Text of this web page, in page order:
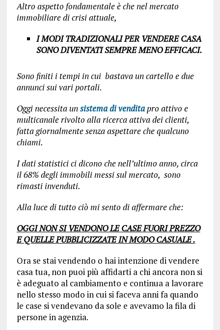
Altro aspetto fondamentale è che nel mercato
immobiliare di crisi attuale,
I MODI TRADIZIONALI PER VENDERE CASA
SONO DIVENTATI SEMPRE MENO EFFICACI.
Sono finiti i tempi in cui bastava un cartello e due
annunci sui vari portali.
Oggi necessita unsistema di venditapro attivo e
multicanale rivolto alla ricerca attiva dei clienti,
fatta giornalmente senza aspettare che qualcuno
chiami.
I dati statistici ci dicono che nell’ultimo anno, circa
il 68% degli immobili messi sul mercato, sono
rimasti invenduti.
Alla luce di tutto ciò mi sento di affermare che:
OGGI NON SI VENDONO LE CASE FUORI PREZZO
E QUELLE PUBBLICIZZATE IN MODO CASUALE .
Ora se stai vendendo o hai intenzione di vendere
casa tua, non puoi più affidarti a chi ancora non si
è adeguato al cambiamento e continua a lavorare
nello stesso modo in cui si faceva anni fa quando
le case si vendevano da sole e avevamo la fila di
persone in agenzia.